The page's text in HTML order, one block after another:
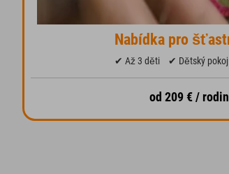
Nabídka pro
✔ Až 3 děti ✔ Dětský pokoj
od 209 € /